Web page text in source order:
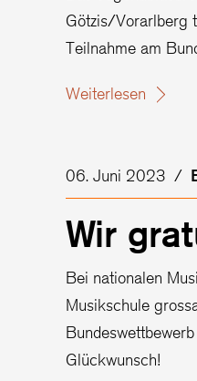
Götzis/Vorarlberg
Teilnahme am
Weiterlesen
06. Juni 2023 /
Wir
Bei nationalen
Musikschule
Glückwunsch!